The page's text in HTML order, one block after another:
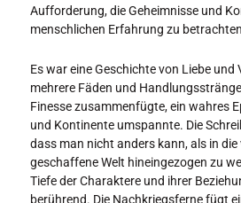
Aufforderung, die Geheimnisse und
menschlichen Erfahrung zu
Es war eine Geschichte von Liebe und
mehrere Fäden und
Finesse zusammenfügte, ein wahres
und Kontinente umspannte. Die
dass man nicht anders kann, als in
geschaffene Welt hineingezogen zu
Tiefe der Charaktere und ihrer
berührend. Die Nachkriegsferne fügt